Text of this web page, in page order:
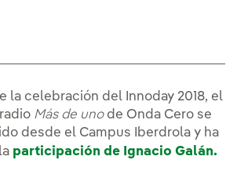
la celebración del Innoday 2018, el
Más de unode Onda Cero se
desde el Campus Iberdrola y ha
participación de Ignacio Galán.